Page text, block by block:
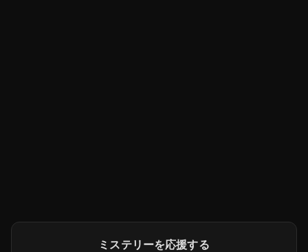
ミステリーを応援する